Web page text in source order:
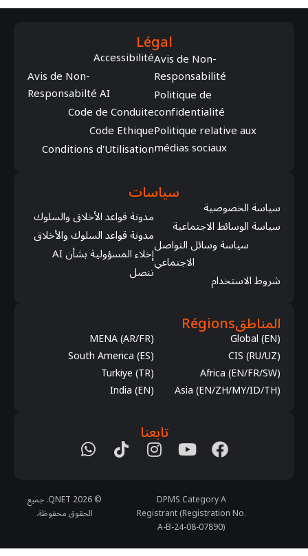
Légal
Avis de Non-
Responsabilité
Politique de
confidentialité
Politique relative aux
médias sociaux
Accessibilité
Avis de Non-
Responsabilté AI
Code de Conduite
Code Ethique
Conditions d'Utilisation
سياسات
سياسة الخصوصية
سياسة الوسائط الاجتماعية
سياسة وسائل التواصل
الاجتماعي
شروط الاستخدام
مدونة قواعد الأخلاق والسلوك
مدونة قواعد السلوك والأخلاق
إخلاء المسؤولية بشأن AI
تنصل
المناطقRégions
Global (EN)
CIS (RU/UZ)
Africa (EN/FR/SW)
Asia (EN/ZH/MY/ID/TH)
MENA (AR/FR)
South America (ES)
Turkiye (TR)
India (EN)
تابعنا
© 2026 QNET. جميع
الحقوق محفوظة.
DPMS Category A
Registrant (Registration No.
A-B-24-08-07890)